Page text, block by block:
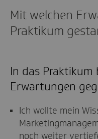
Mit welchen
Praktikum
In das
Erwartungen
Ich wollte mein
noch weiter